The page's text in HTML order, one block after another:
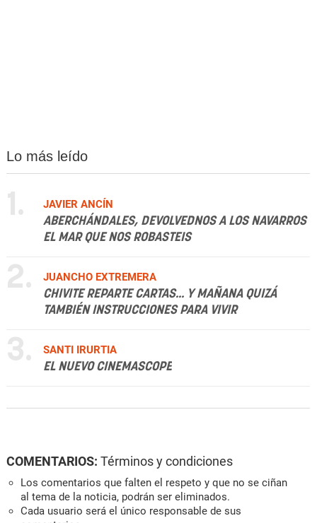
Lo más leído
1.
JAVIER ANCÍN
ABERCHÁNDALES, DEVOLVEDNOS A LOS NAVARROS
EL MAR QUE NOS ROBASTEIS
2.
JUANCHO EXTREMERA
CHIVITE REPARTE CARTAS... Y MAÑANA QUIZÁ
TAMBIÉN INSTRUCCIONES PARA VIVIR
3.
SANTI IRURTIA
EL NUEVO CINEMASCOPE
COMENTARIOS: Términos y condiciones
Los comentarios que falten el respeto y que no se ciñan
al tema de la noticia, podrán ser eliminados.
Cada usuario será el único responsable de sus